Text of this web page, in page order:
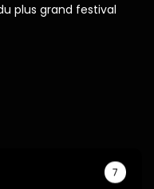
plus grand festival
7